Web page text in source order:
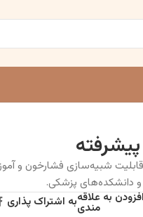
قابلیت شبیه‌سازی فشارخون و
و دانشکده‌های پزشکی.
به علاقه
مندیبه اشتراک پذاری